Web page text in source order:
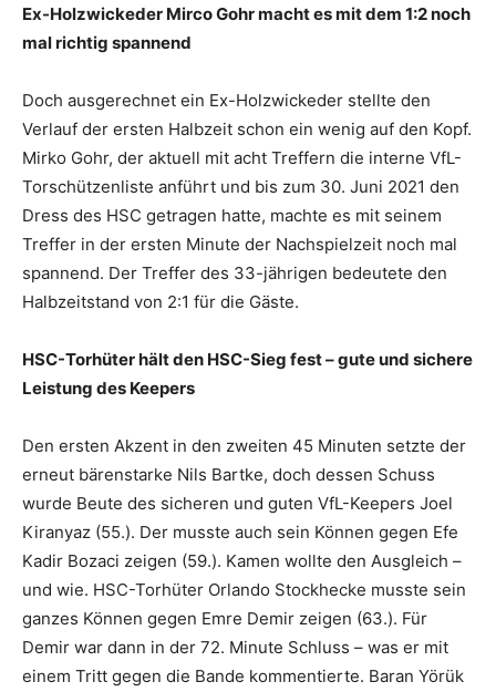
Ex-Holzwickeder Mirco Gohr macht es mit dem 1:2 noch
mal richtig spannend
Doch ausgerechnet ein Ex-Holzwickeder stellte den
Verlauf der ersten Halbzeit schon ein wenig auf den Kopf.
Mirko Gohr, der aktuell mit acht Treffern die interne VfL-
Torschützenliste anführt und bis zum 30. Juni 2021 den
Dress des HSC getragen hatte, machte es mit seinem
Treffer in der ersten Minute der Nachspielzeit noch mal
spannend. Der Treffer des 33-jährigen bedeutete den
Halbzeitstand von 2:1 für die Gäste.
HSC-Torhüter hält den HSC-Sieg fest – gute und sichere
Leistung des Keepers
Den ersten Akzent in den zweiten 45 Minuten setzte der
erneut bärenstarke Nils Bartke, doch dessen Schuss
wurde Beute des sicheren und guten VfL-Keepers Joel
Kiranyaz (55.). Der musste auch sein Können gegen Efe
Kadir Bozaci zeigen (59.). Kamen wollte den Ausgleich –
und wie. HSC-Torhüter Orlando Stockhecke musste sein
ganzes Können gegen Emre Demir zeigen (63.). Für
Demir war dann in der 72. Minute Schluss – was er mit
einem Tritt gegen die Bande kommentierte. Baran Yörük